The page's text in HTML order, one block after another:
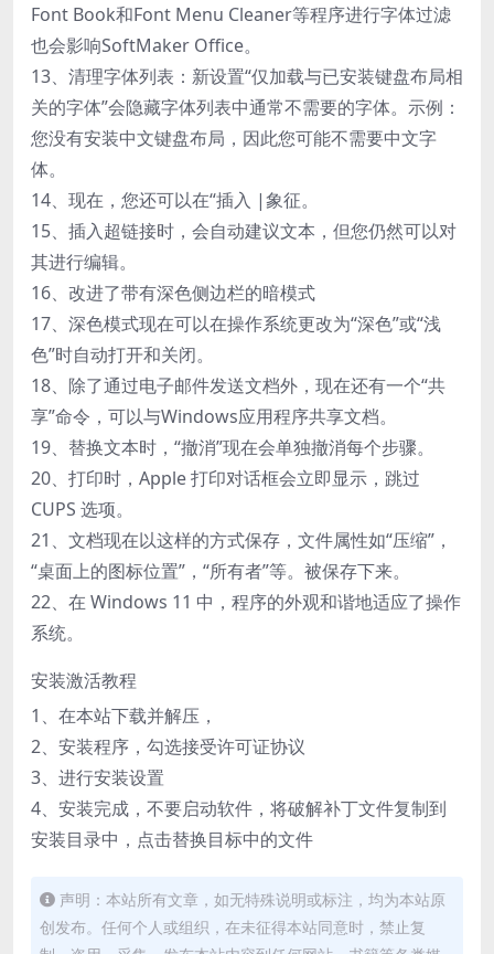
Font Book和Font Menu Cleaner等程序进行字体过滤
也会影响SoftMaker Office。
13、清理字体列表：新设置“仅加载与已安装键盘布局相
关的字体”会隐藏字体列表中通常不需要的字体。示例：
您没有安装中文键盘布局，因此您可能不需要中文字
体。
14、现在，您还可以在“插入 |象征。
15、插入超链接时，会自动建议文本，但您仍然可以对
其进行编辑。
16、改进了带有深色侧边栏的暗模式
17、深色模式现在可以在操作系统更改为“深色”或“浅
色”时自动打开和关闭。
18、除了通过电子邮件发送文档外，现在还有一个“共
享”命令，可以与Windows应用程序共享文档。
19、替换文本时，“撤消”现在会单独撤消每个步骤。
20、打印时，Apple 打印对话框会立即显示，跳过
CUPS 选项。
21、文档现在以这样的方式保存，文件属性如“压缩”，
“桌面上的图标位置”，“所有者”等。被保存下来。
22、在 Windows 11 中，程序的外观和谐地适应了操作
系统。
安装激活教程
1、在本站下载并解压，
2、安装程序，勾选接受许可证协议
3、进行安装设置
4、安装完成，不要启动软件，将破解补丁文件复制到
安装目录中，点击替换目标中的文件
声明：本站所有文章，如无特殊说明或标注，均为本站原
创发布。任何个人或组织，在未征得本站同意时，禁止复